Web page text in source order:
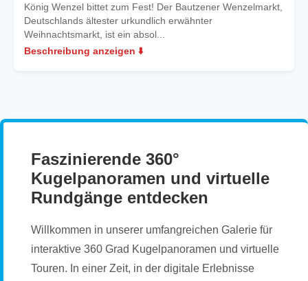
König Wenzel bittet zum Fest! Der Bautzener Wenzelmarkt,
Deutschlands ältester urkundlich erwähnter
Weihnachtsmarkt, ist ein absol...
Beschreibung anzeigen ⬇️
Faszinierende 360°
Kugelpanoramen und virtuelle
Rundgänge entdecken
Willkommen in unserer umfangreichen Galerie für
interaktive 360 Grad Kugelpanoramen und virtuelle
Touren. In einer Zeit, in der digitale Erlebnisse